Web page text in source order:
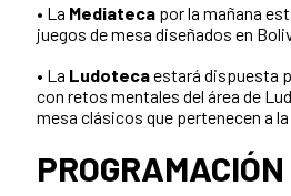
• La Mediateca por la mañana
juegos de mesa diseñados en
• La Ludotecaestará dispuesta
con retos mentales del área de
mesa clásicos que pertenecen a
PROGRAMACIÓN